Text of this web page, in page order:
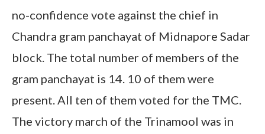
no-confidence vote against the chief in
Chandra gram panchayat of Midnapore Sadar
block. The total number of members of the
gram panchayat is 14. 10 of them were
present. All ten of them voted for the TMC.
The victory march of the Trinamool was in